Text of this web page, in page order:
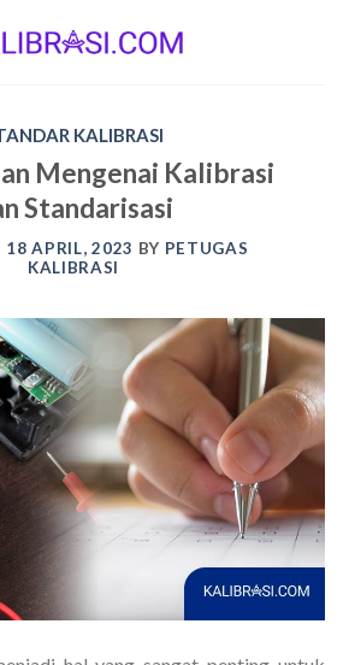
KALIBRASI
Mengenai Kalibrasi
Standarisasi
18 APRIL, 2023 BY PETUGAS
KALIBRASI